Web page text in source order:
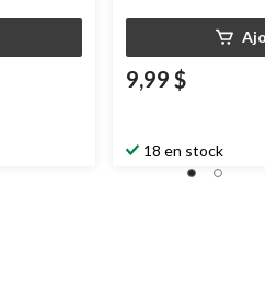
9,99 $
18 en stock